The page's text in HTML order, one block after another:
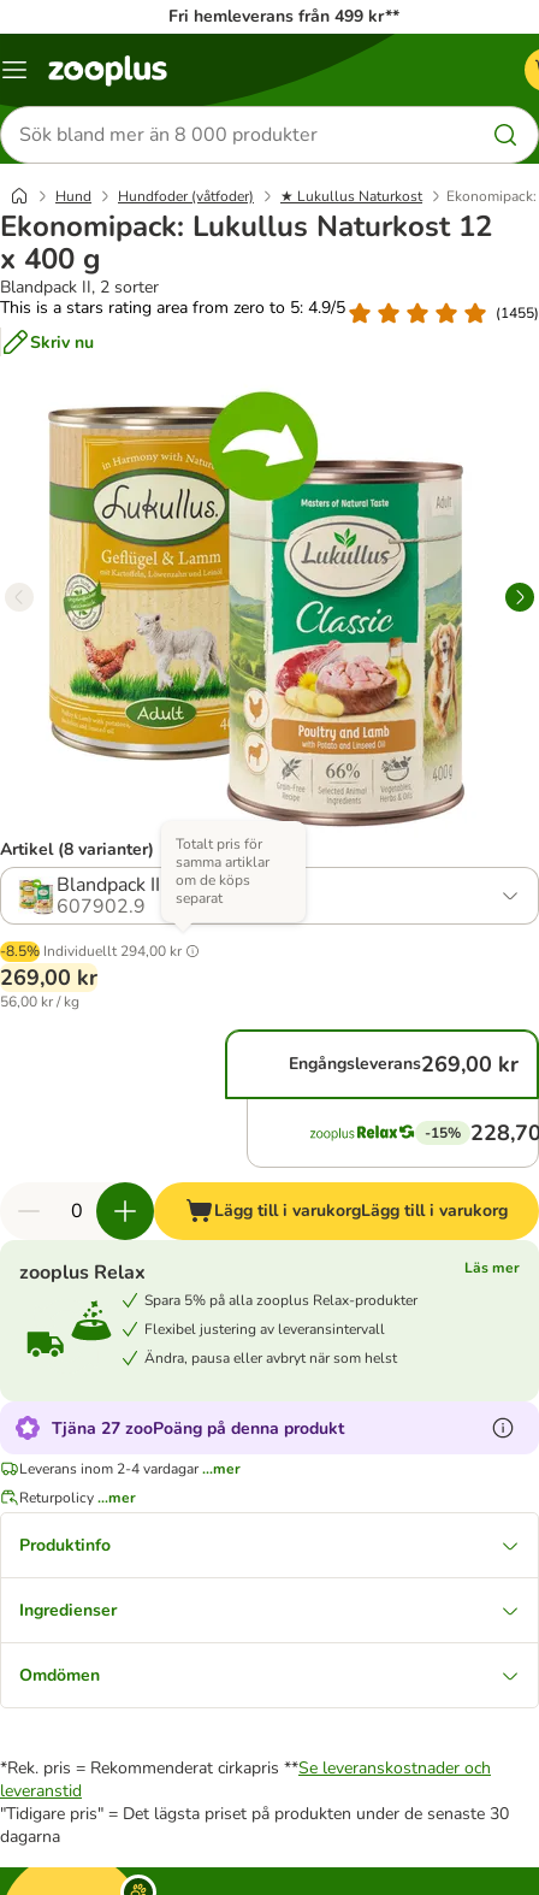
Fri hemleverans från 499 kr**
Katalogmeny
Sök
efter
produkter
Hund Hundfoder (våtfoder) ★ Lukullus Naturkost
Ekonomipack: Lukullus Naturkost 12
x 400 g
Blandpack II, 2 sorter
This is a stars rating area from zero to 5: 4.9/5
(1455)
Skriv nu
Artikel (8 varianter)
Blandpack II, 2 sorter
607902.9
-8.5% Individuellt 294,00 kr
Totalt pris för
samma artiklar
om de köps
separat
269,00 kr
56,00 kr / kg
Engångsleverans269,00 kr
-15%
Lägg till i varukorgLägg till i varukorg
zooplus Relax
Läs mer
Spara 5% på alla zooplus Relax-produkter
Flexibel justering av leveransintervall
Ändra, pausa eller avbryt när som helst
Tjäna 27 zooPoäng på denna produkt
Leverans inom 2-4 vardagar...mer
Returpolicy...mer
Produktinfo
Ingredienser
Omdömen
*Rek. pris = Rekommenderat cirkapris **Se leveranskostnader och
leveranstid
"Tidigare pris" = Det lägsta priset på produkten under de senaste 30
dagarna